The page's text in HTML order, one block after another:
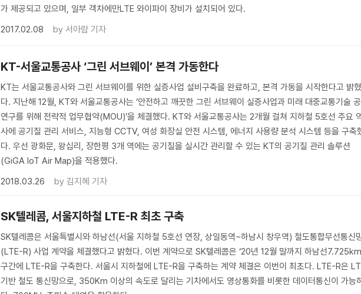
가 제공되고 있으며, 일부 객차에만LTE 와이파이 장비가 설치되어 있다.
2017.02.08
by서아람 기자
KT-서울교통공사 ‘그린 서브웨이’ 본격 가동한다
KT는 서울교통공사와 그린 서브웨이를 위한 실증사업 설비구축을 완료하고, 본격 가동을 시작한다고 밝
다. 지난해 12월, KT와 서울교통공사는 ‘안전하고 깨끗한 그린 서브웨이 실증사업과 미래 대중교통기술
연구를 위해 전략적 업무협약(MOU)’을 체결했다. KT와 서울교통공사는 2개월 걸쳐 지하철 5호선 주요
사에 공기질 관리 서비스, 지능형 CCTV, 여성 화장실 안전 시스템, 에너지 사용량 분석 시스템 등을 구축
다. 우선 광화문, 왕십리, 장한평 3개 역에는 공기질을 실시간 관리할 수 있는 KT의 공기질 관리 솔루션
(GiGA IoT Air Map)을 적용했다.
2018.03.26
by김지혜 기자
SK텔레콤, 서울지하철 LTE-R 최초 구축
SK텔레콤은 서울특별시와 하남선(서울 지하철 5호선 연장, 상일동역~하남시 창우역) 철도통합무선통신
(LTE-R) 사업 계약을 체결했다고 밝혔다. 이번 계약으로 SK텔레콤은 ‘20년 12월 말까지 하남선
구간에 LTE-R을 구축한다. 서울시 지하철에 LTE-R을 구축하는 계약 체결은 이번이 최초다. LTE-R은
기반 철도 통신망으로, 350Km 이상의 속도로 달리는 기차에서도 영상통화를 비롯한 데이터통신이 가능